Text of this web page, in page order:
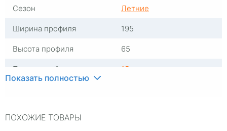
Сезон
Летние
Ширина профиля
195
Высота профиля
65
Посадочный диаметр
15
Показать полностью
ПОХОЖИЕ ТОВАРЫ